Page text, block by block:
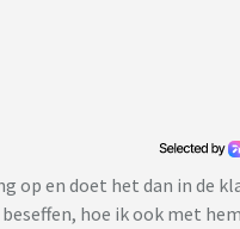
op en doet het dan in de
hoe ik ook met hem